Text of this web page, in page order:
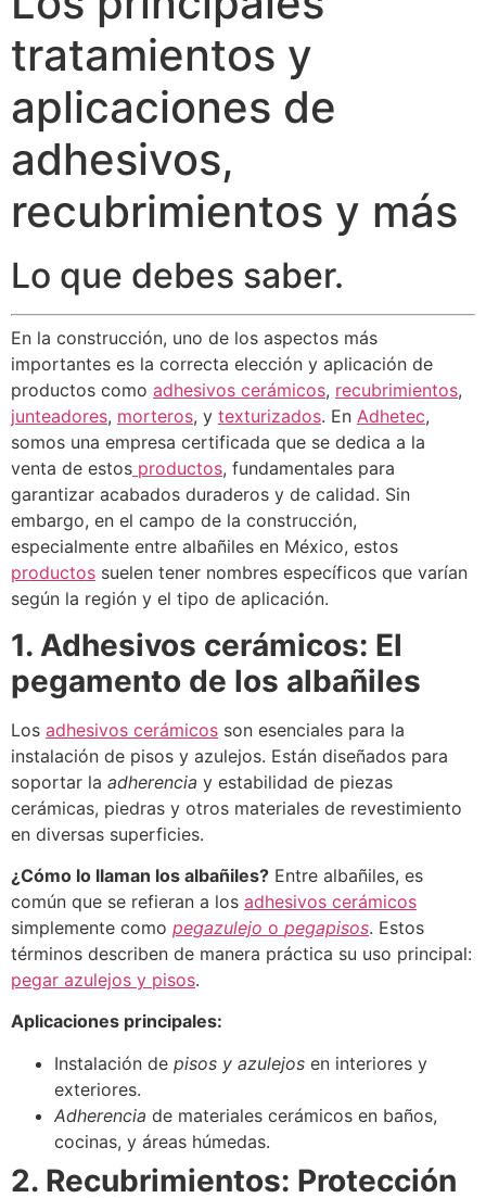
tratamientos y
aplicaciones de
adhesivos,
recubrimientos y más
Lo que debes saber.
En la construcción, uno de los aspectos más
importantes es la correcta elección y aplicación de
productos como adhesivos cerámicos, recubrimientos,
junteadores, morteros, y texturizados. En Adhetec,
somos una empresa certificada que se dedica a la
venta de estos productos, fundamentales para
garantizar acabados duraderos y de calidad. Sin
embargo, en el campo de la construcción,
especialmente entre albañiles en México, estos
productos suelen tener nombres específicos que varían
según la región y el tipo de aplicación.
1. Adhesivos cerámicos: El
pegamento de los albañiles
Los adhesivos cerámicos son esenciales para la
instalación de pisos y azulejos. Están diseñados para
soportar la adherencia y estabilidad de piezas
cerámicas, piedras y otros materiales de revestimiento
en diversas superficies.
¿Cómo lo llaman los albañiles? Entre albañiles, es
común que se refieran a los adhesivos cerámicos
simplemente como pegazulejo o pegapisos. Estos
términos describen de manera práctica su uso principal:
pegar azulejos y pisos.
Aplicaciones principales:
Instalación de pisos y azulejos en interiores y
exteriores.
Adherencia de materiales cerámicos en baños,
cocinas, y áreas húmedas.
2. Recubrimientos: Protección